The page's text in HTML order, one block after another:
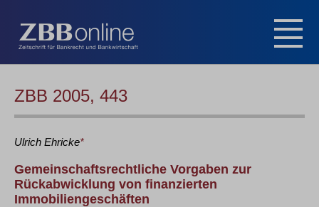
ZBB 2005, 443
Ulrich Ehricke*
Gemeinschaftsrechtliche Vorgaben zur
Rückabwicklung von finanzierten
Immobiliengeschäften